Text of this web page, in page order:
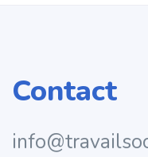
Contact